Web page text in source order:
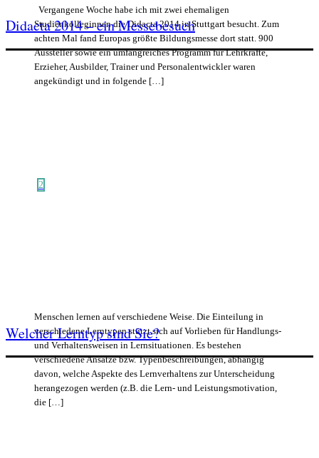
Vergangene Woche habe ich mit zwei ehemaligen
Studienkolleginnen die Didacta 2014 in Stuttgart besucht. Zum
achten Mal fand Europas größte Bildungsmesse dort statt. 900
Aussteller sowie ein umfangreiches Programm für Lehrkräfte,
Erzieher, Ausbilder, Trainer und Personalentwickler waren
angekündigt und in folgende […]
Didacta 2014 – ein Messebesuch
2
Menschen lernen auf verschiedene Weise. Die Einteilung in
verschiedene Lerntypen stützt sich auf Vorlieben für Handlungs-
und Verhaltensweisen in Lernsituationen. Es bestehen
verschiedene Ansätze bzw. Typenbeschreibungen, abhängig
davon, welche Aspekte des Lernverhaltens zur Unterscheidung
herangezogen werden (z.B. die Lern- und Leistungsmotivation,
die […]
Welcher Lerntyp sind Sie?